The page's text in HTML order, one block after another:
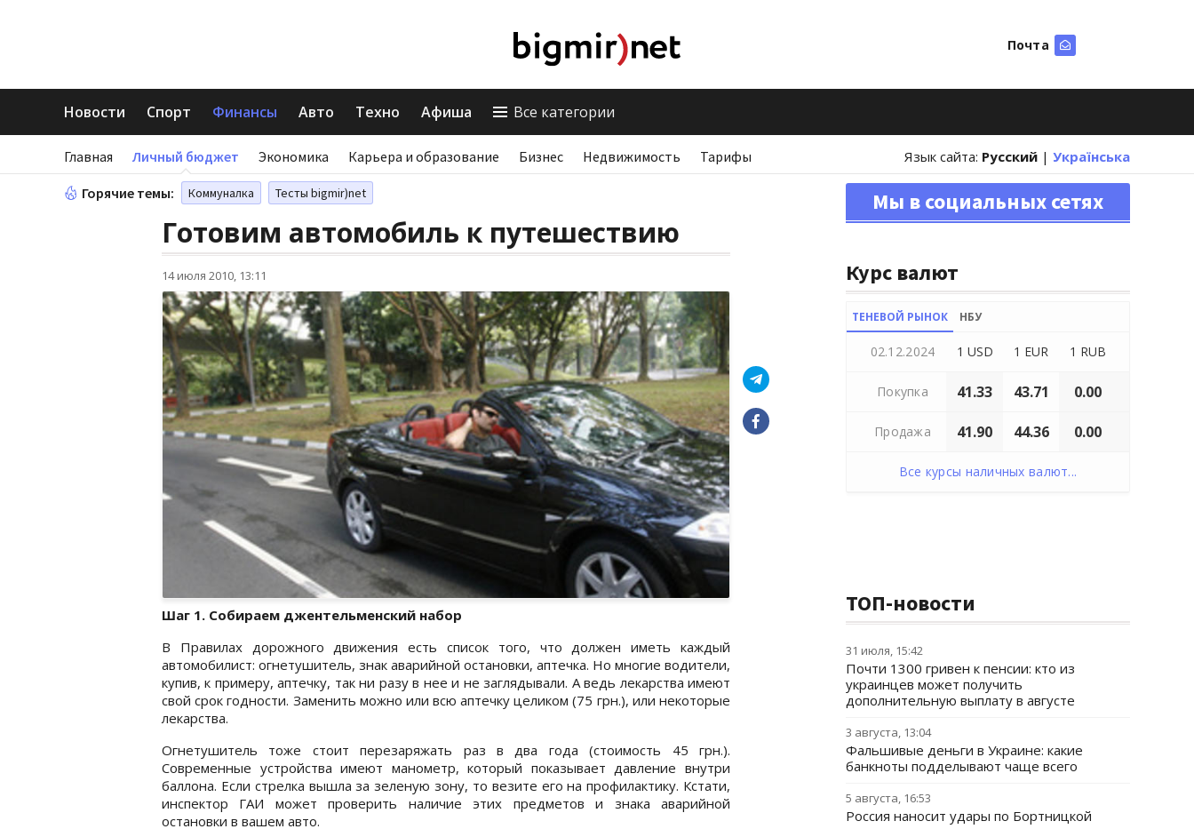
Почта
Новости Спорт Финансы Авто Техно Афиша Все категории
Главная Личный бюджет Экономика Карьера и образование Бизнес Недвижимость Тарифы Язык сайта: Русский | Українська
Горячие темы: Коммуналка Тесты bigmir)net
Готовим автомобиль к путешествию
14 июля 2010, 13:11
Шаг 1. Собираем джентельменский набор
В Правилах дорожного движения есть список того, что должен иметь каждый
автомобилист: огнетушитель, знак аварийной остановки, аптечка. Но многие водители,
купив, к примеру, аптечку, так ни разу в нее и не заглядывали. А ведь лекарства имеют
свой срок годности. Заменить можно или всю аптечку целиком (75 грн.), или некоторые
лекарства.
Огнетушитель тоже стоит перезаряжать раз в два года (стоимость 45 грн.).
Современные устройства имеют манометр, который показывает давление внутри
баллона. Если стрелка вышла за зеленую зону, то везите его на профилактику. Кстати,
инспектор ГАИ может проверить наличие этих предметов и знака аварийной
остановки в вашем авто.
Мы в социальных сетях
Курс валют
ТЕНЕВОЙ РЫНОК НБУ
02.12.2024 1 USD 1 EUR 1 RUB
Покупка 41.33 43.71 0.00
Продажа 41.90 44.36 0.00
Все курсы наличных валют...
ТОП-новости
31 июля, 15:42
Почти 1300 гривен к пенсии: кто из
украинцев может получить
дополнительную выплату в августе
3 августа, 13:04
Фальшивые деньги в Украине: какие
банкноты подделывают чаще всего
5 августа, 16:53
Россия наносит удары по Бортницкой